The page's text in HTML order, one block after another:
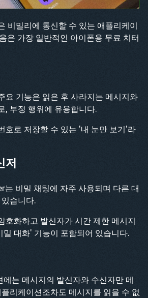
비밀리에 통신할 수 있는 애플리케이
은 가장 일반적인 아이폰용 무료 치터
요 기능은 읽은 후 사라지는 메시지와
, 부정 행위에 유용합니다.
호로 저장할 수 있는 '내 눈만 보기'라
저
는 비밀 채팅에 자주 사용되며 다른 대
습니다.
호화하고 발신자가 시간 제한 메시지
밀 대화' 기능이 포함되어 있습니다.
에는 메시지의 발신자와 수신자만 메
리케이션조차도 메시지를 읽을 수 없